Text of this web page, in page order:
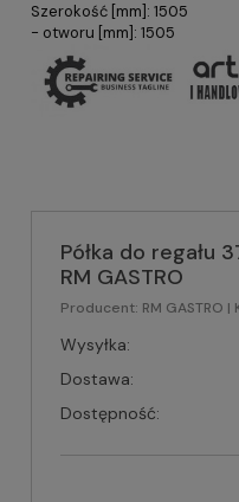
Szerokość [mm]: 1505
- otworu [mm]: 1505
Półka do regału
RM GASTRO
Producent: RM GASTRO |
Wysyłka:
Dostawa:
Dostępność: